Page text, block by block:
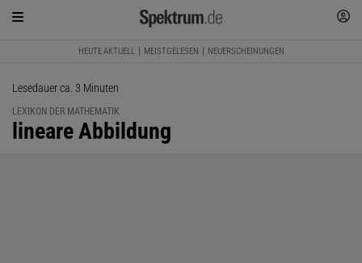
HEUTE AKTUELL MEISTGELESEN NEUERSCHEINUNGEN
Lesedauer ca. 3 Minuten
LEXIKON DER MATHEMATIK
:
lineare Abbildung